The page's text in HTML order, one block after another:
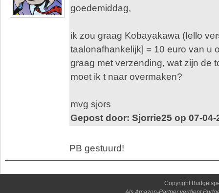
goedemiddag,
ik zou graag Kobayakawa (Iello
taalonafhankelijk] = 10 euro van u
graag met verzending, wat zijn de
moet ik t naar overmaken?
mvg sjors
Gepost door: Sjorrie25 op 07-04-
PB gestuurd!
Copyright